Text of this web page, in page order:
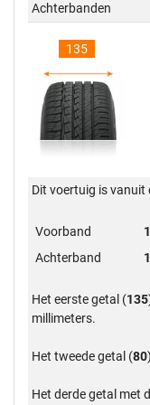
Achterbanden
135
Dit voertuig is vanuit
Voorband
Achterband
Het eerste getal (135
millimeters.
Het tweede getal (80
Het derde getal met